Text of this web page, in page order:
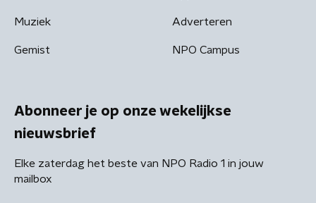
Muziek
Gemist
Adverteren
NPO Campus
Abonneer je op onze wekelijkse
nieuwsbrief
Elke zaterdag het beste van NPO Radio 1 in jouw
mailbox